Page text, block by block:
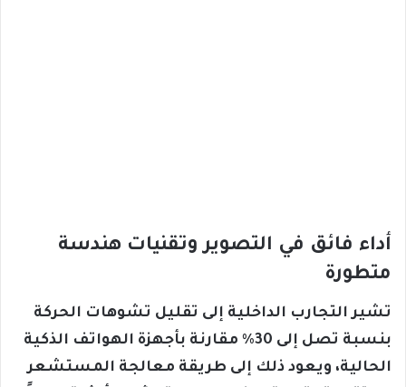
أداء فائق في التصوير وتقنيات هندسة
متطورة
تشير التجارب الداخلية إلى تقليل تشوهات الحركة
بنسبة تصل إلى 30٪ مقارنة بأجهزة الهواتف الذكية
الحالية، ويعود ذلك إلى طريقة معالجة المستشعر